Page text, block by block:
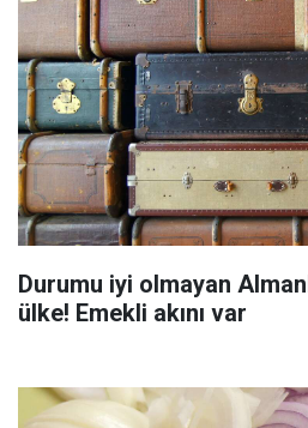
Durumu iyi olmayan
ülke! Emekli akını var